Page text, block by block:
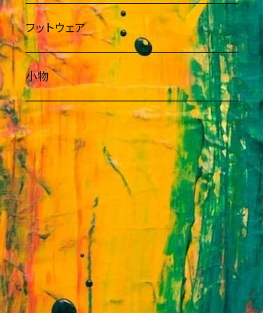
フットウェア
小物